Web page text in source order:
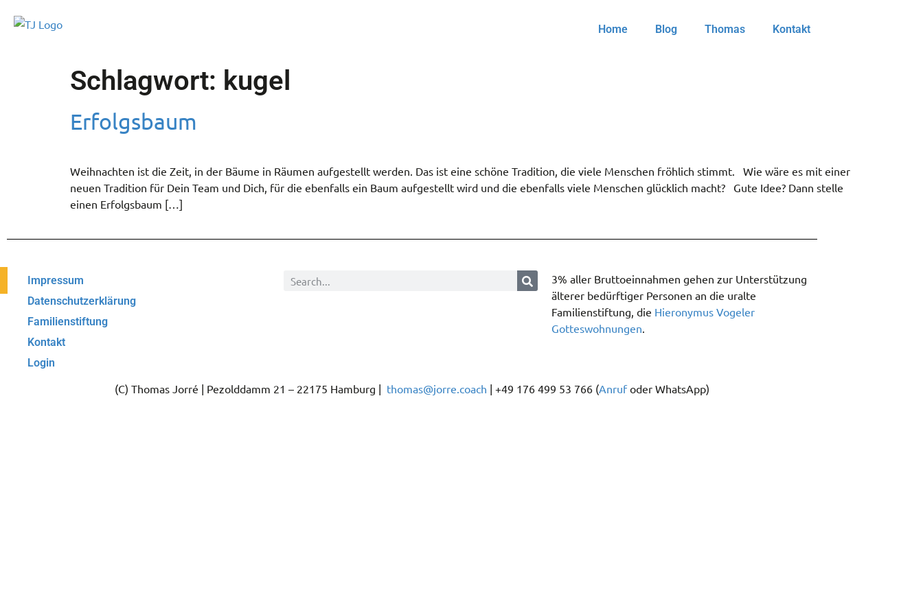
Home Blog Thomas Kontakt
Schlagwort: kugel
Erfolgsbaum
Weihnachten ist die Zeit, in der Bäume in Räumen aufgestellt werden. Das ist eine schöne Tradition, die viele Menschen fröhlich stimmt. Wie wäre es mit einer
neuen Tradition für Dein Team und Dich, für die ebenfalls ein Baum aufgestellt wird und die ebenfalls viele Menschen glücklich macht? Gute Idee? Dann stelle
einen Erfolgsbaum […]
Impressum
Datenschutzerklärung
Familienstiftung
Kontakt
Login
3% aller Bruttoeinnahmen gehen zur Unterstützung
älterer bedürftiger Personen an die uralte
Familienstiftung, die Hieronymus Vogeler
Gotteswohnungen.
(C) Thomas Jorré | Pezolddamm 21 – 22175 Hamburg | thomas@jorre.coach | +49 176 499 53 766 (Anrufoder WhatsApp)